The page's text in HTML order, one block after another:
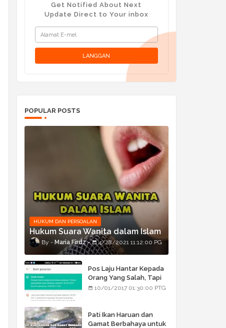
Get Notified About Next
Update Direct to Your inbox
POPULAR POSTS
HUKUM DAN PERSOALAN
Hukum Suara Wanita dalam Islam
Maria Firdz 4/28/2021 11:12:00 PG
Pos Laju Hantar Kepada
Orang Yang Salah, Tapi
Orang Tu Pula Terima
10/01/2017 01:30:00 PTG
Pati Ikan Haruan dan
Gamat Berbahaya untuk